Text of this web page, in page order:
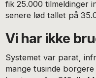
fik 25.000 tilmeldinger
senere lød tallet på
Vi har ikke
Systemet var parat,
mange tusinde